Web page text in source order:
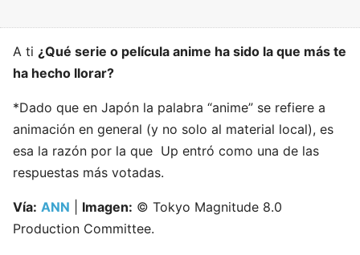
A ti ¿Qué serie o película anime ha sido la que más te
ha hecho llorar?
*Dado que en Japón la palabra “anime” se refiere a
animación en general (y no solo al material local), es
esa la razón por la que Up entró como una de las
respuestas más votadas.
Vía: ANN Imagen: © Tokyo Magnitude 8.0
Production Committee.